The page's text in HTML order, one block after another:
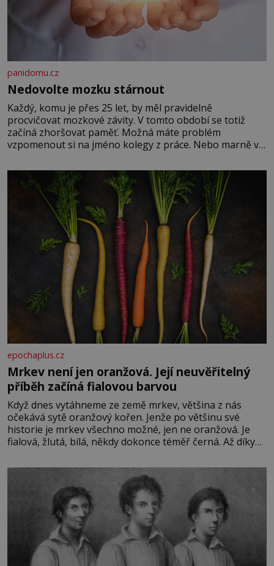
panidomu.cz
Nedovolte mozku stárnout
Každý, komu je přes 25 let, by měl pravidelně
procvičovat mozkové závity. V tomto období se totiž
začíná zhoršovat paměť. Možná máte problém
vzpomenout si na jméno kolegy z práce. Nebo marně v
Je to opravdu tak, s věkem jako kdyby se paměť
rozhodla stávkovat. Cvičte
epochaplus.cz
Mrkev není jen oranžová. Její neuvěřitelný
příběh začíná fialovou barvou
Když dnes vytáhneme ze země mrkev, většina z nás
očekává sytě oranžový kořen. Jenže po většinu své
historie je mrkev všechno možné, jen ne oranžová. Je
fialová, žlutá, bílá, někdy dokonce téměř černá. Až díky
bez které si českou zahradu ani nedokážeme představit.